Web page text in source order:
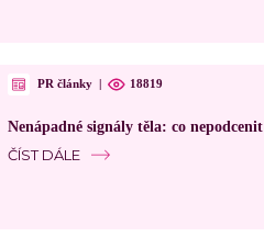
PR články | 18819
Nenápadné signály těla: co nepodcenit
ČÍST DÁLE